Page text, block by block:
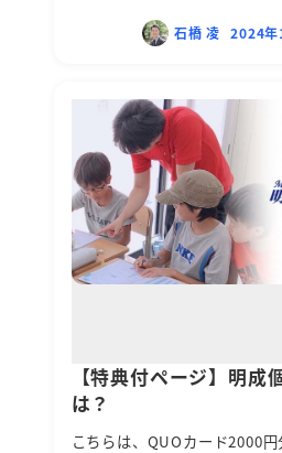
石橋 凌 2024年
【特典付ページ】明成
は？
こちらは、QUOカード2000